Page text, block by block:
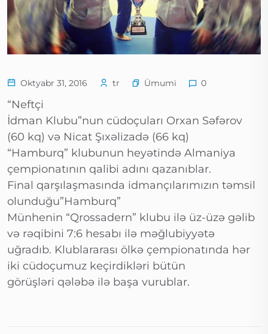
Oktyabr 31, 2016 tr Ümumi 0
“Neftçi
İdman Klubu”nun cüdoçuları Orxan Səfərov
(60 kq) və Nicat Şıxəlizadə (66 kq)
“Hamburq” klubunun heyətində Almaniya
çempionatının qalibi adını qazanıblar.
Final qarşılaşmasında idmançılarımızın təmsil
olunduğu”Hamburq”
Münhenin “Qrossadern” klubu ilə üz-üzə gəlib
və rəqibini 7:6 hesabı ilə məğlubiyyətə
uğradıb. Klublararası ölkə çempionatında hər
iki cüdoçumuz keçirdikləri bütün
görüşləri qələbə ilə başa vurublar.